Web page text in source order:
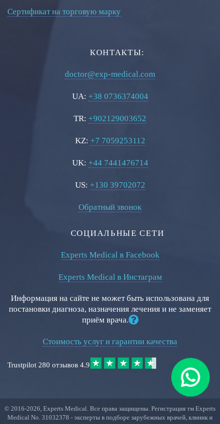
Сертификат на торговую марку
КОНТАКТЫ:
doctor@exp-medical.com
UA: +38 0736374004
TR: +902129003652
KZ: +7 7059253112
UK: +44 7441476714
US: +130 39702072
Обратный звонок
СОЦИАЛЬНЫЕ СЕТИ
Experts Medical в Facebook
Experts Medical в Инстаграм
Информация на сайте не может быть использована для
постановки диагноза, назначения лечения и не заменяет
приём врача.
Стоимость услуг и гарантии качества
Trustpilot 280 отзывов 4.9
© 2016-2026, Experts Medical. Все права защищены. Регистрация тм Experts
Medical No. 31032378 - эксперты в подборе зарубежных врачей, клиник и